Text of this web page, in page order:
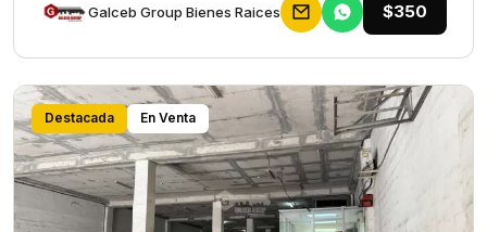
Galceb Group Bienes Raices $350
Destacada En Venta